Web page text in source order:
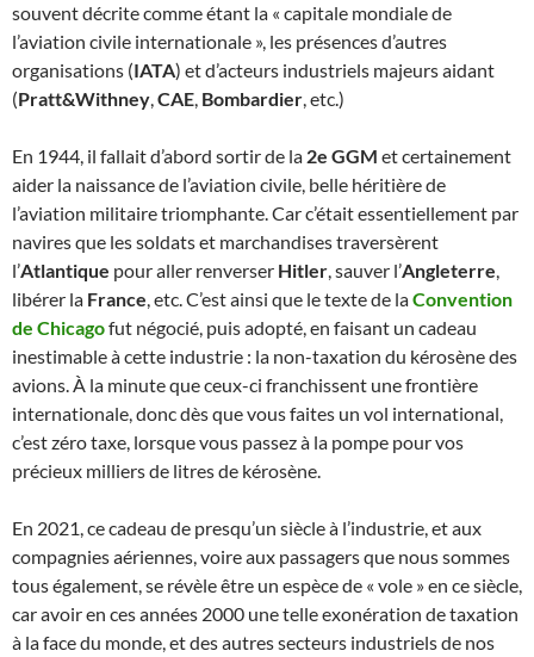
souvent décrite comme étant la « capitale mondiale de
l’aviation civile internationale », les présences d’autres
organisations (IATA) et d’acteurs industriels majeurs aidant
(Pratt&Withney,CAE, Bombardier, etc.)
En 1944, il fallait d’abord sortir de la 2e GGM et certainement
aider la naissance de l’aviation civile, belle héritière de
l’aviation militaire triomphante. Car c’était essentiellement par
navires que les soldats et marchandises traversèrent
l’Atlantique pour aller renverser Hitler, sauver l’Angleterre,
libérer la France, etc. C’est ainsi que le texte de laConvention
de Chicagofut négocié, puis adopté, en faisant un cadeau
inestimable à cette industrie : la non-taxation du kérosène des
avions. À la minute que ceux-ci franchissent une frontière
internationale, donc dès que vous faites un vol international,
c’est zéro taxe, lorsque vous passez à la pompe pour vos
précieux milliers de litres de kérosène.
En 2021, ce cadeau de presqu’un siècle à l’industrie, et aux
compagnies aériennes, voire aux passagers que nous sommes
tous également, se révèle être un espèce de « vole » en ce siècle,
car avoir en ces années 2000 une telle exonération de taxation
à la face du monde, et des autres secteurs industriels de nos